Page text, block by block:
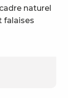
naturel
falaises